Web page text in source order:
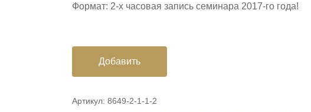
Формат: 2-х часовая запись семинара 2017-го года!
Добавить
Артикул: 8649-2-1-1-2